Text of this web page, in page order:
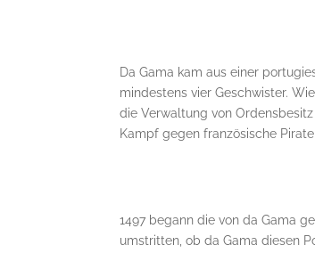
Da Gama kam aus einer
mindestens vier Geschwister.
die Verwaltung von
Kampf gegen französische
1497 begann die von da Gama
umstritten, ob da Gama diesen